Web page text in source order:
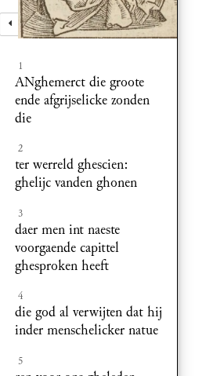
1
ANghemerct die groote
ende afgrijselicke zonden
die
2
ter werreld ghescien:
ghelijc vanden ghonen
3
daer men int naeste
voorgaende capittel
ghesproken heeft
4
die god al verwijten dat hij
inder menschelicker natue
5